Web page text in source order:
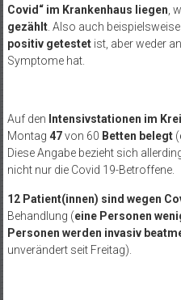
Covid“ im Krankenhaus liegen ,
gezählt. Also auch
positiv getestetist, aber weder
Symptome hat.
Auf den Intensivstationen im
Montag 47von 60 Betten belegt(
Diese Angabe bezieht sich
nicht nur die Covid 19-Betroffene.
12 Patient(innen) sind wegen
Behandlung (eine Personen
Personen werden invasiv
unverändert seit Freitag).